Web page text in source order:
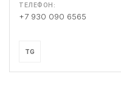
ТЕЛЕФОН:
+7 930 090 6565
TG